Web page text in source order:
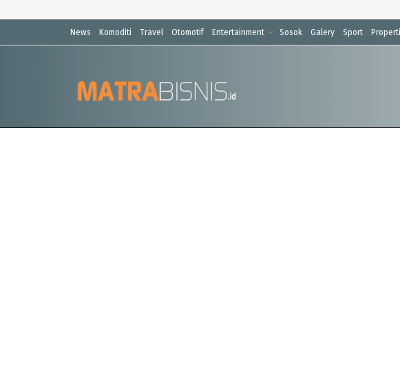
News Komoditi Travel Otomotif Entertainment Sosok Galery Sport Properti